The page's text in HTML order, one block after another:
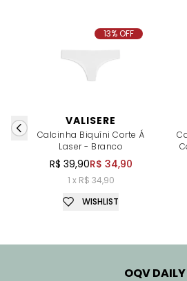
VALISERE
Calcinha Biquíni Corte Á
Laser - Branco
R$ 39,90R$ 34,90
1 x R$ 34,90
13% OFF
WISHLIST
OQV DAILY